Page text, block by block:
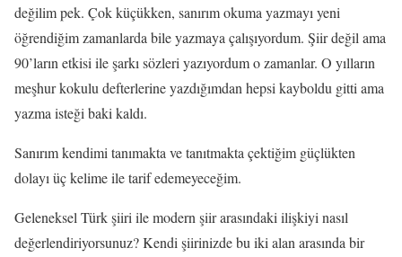
değilim pek. Çok küçükken, sanırım okuma yazmayı yeni
öğrendiğim zamanlarda bile yazmaya çalışıyordum. Şiir değil ama
90’ların etkisi ile şarkı sözleri yazıyordum o zamanlar. O yılların
meşhur kokulu defterlerine yazdığımdan hepsi kayboldu gitti ama
yazma isteği baki kaldı.
Sanırım kendimi tanımakta ve tanıtmakta çektiğim güçlükten
dolayı üç kelime ile tarif edemeyeceğim.
Geleneksel Türk şiiri ile modern şiir arasındaki ilişkiyi nasıl
değerlendiriyorsunuz? Kendi şiirinizde bu iki alan arasında bir